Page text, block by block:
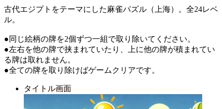
古代エジプトをテーマにした麻雀パズル（上海）。全24レベ
ル。
●同じ絵柄の牌を2個ずつ一組で取り除いてください。
●左右を他の牌で挟まれていたり、上に他の牌が積まれてい
る牌は取れません。
●全ての牌を取り除けばゲームクリアです。
タイトル画面